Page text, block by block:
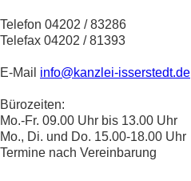
Telefon 04202 / 83286
Telefax 04202 / 81393
E-Mail info@kanzlei-isserstedt.de
Bürozeiten:
Mo.-Fr. 09.00 Uhr bis 13.00 Uhr
Mo., Di. und Do. 15.00-18.00 Uhr
Termine nach Vereinbarung